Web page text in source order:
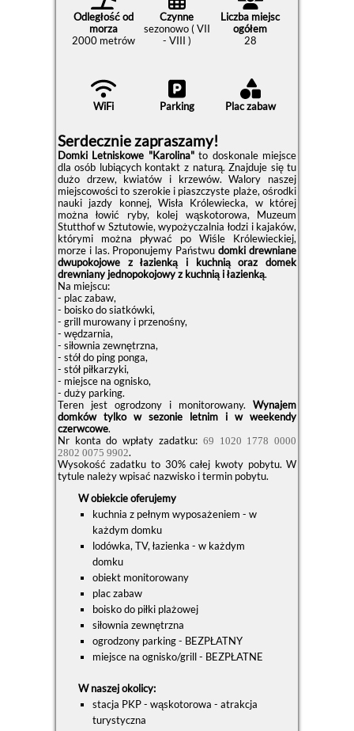
Odległość od
morza
2000 metrów
Czynne
sezonowo ( VII
- VIII )
Liczba miejsc
ogółem
28
WiFi Parking Plac zabaw
Serdecznie zapraszamy!
Domki Letniskowe "Karolina"to doskonale miejsce
dla osób lubiących kontakt z naturą. Znajduje się tu
dużo drzew, kwiatów i krzewów. Walory naszej
miejscowości to szerokie i piaszczyste plaże, ośrodki
nauki jazdy konnej, Wisła Królewiecka, w której
można łowić ryby, kolej wąskotorowa, Muzeum
Stutthof w Sztutowie, wypożyczalnia łodzi i kajaków,
którymi można pływać po Wiśle Królewieckiej,
morze i las. Proponujemy Państwudomki drewniane
dwupokojowe z łazienką i kuchnią oraz domek
drewniany jednopokojowy z kuchnią i łazienką.
Na miejscu:
- plac zabaw,
- boisko do siatkówki,
- grill murowany i przenośny,
- wędzarnia,
- siłownia zewnętrzna,
- stół do ping ponga,
- stół piłkarzyki,
- miejsce na ognisko,
- duży parking.
Teren jest ogrodzony i monitorowany.Wynajem
domków tylko w sezonie letnim i w weekendy
czerwcowe.
Nr konta do wpłaty zadatku: 69 1020 1778 0000
2802 0075 9902.
Wysokość zadatku to 30% całej kwoty pobytu. W
tytule należy wpisać nazwisko i termin pobytu.
W obiekcie oferujemy
kuchnia z pełnym wyposażeniem - w
każdym domku
lodówka, TV, łazienka - w każdym
domku
obiekt monitorowany
plac zabaw
boisko do piłki plażowej
siłownia zewnętrzna
ogrodzony parking - BEZPŁATNY
miejsce na ognisko/grill - BEZPŁATNE
W naszej okolicy:
stacja PKP - wąskotorowa - atrakcja
turystyczna